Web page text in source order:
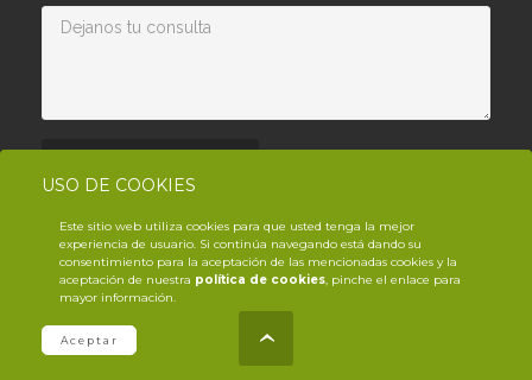
USO DE COOKIES
Este sitio web utiliza cookies para que usted tenga la mejor
experiencia de usuario. Si continúa navegando está dando su
consentimiento para la aceptación de las mencionadas cookies y la
aceptación de nuestra política de cookies, pinche el enlace para
mayor información.
Aceptar © Copyright YouTrack